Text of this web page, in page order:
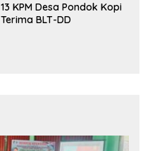
13 KPM Desa Pondok Kopi
Terima BLT-DD